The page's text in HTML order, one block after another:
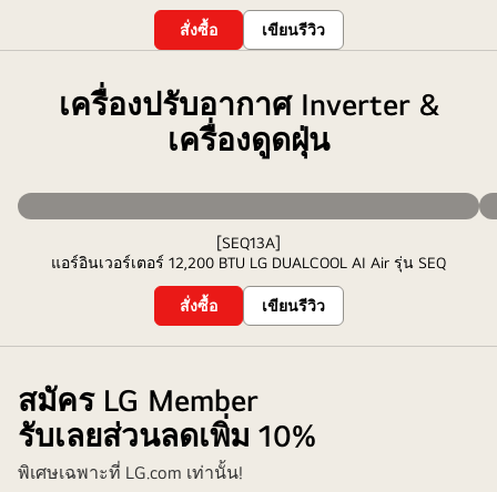
สั่งซื้อ เขียนรีวิว
เครื่องปรับอากาศ Inverter &
เครื่องดูดฝุ่น
[SEQ13A]
แอร์อินเวอร์เตอร์ 12,200 BTU LG DUALCOOL AI Air รุ่น SEQ
สั่งซื้อ เขียนรีวิว
สมัคร LG Member
รับเลยส่วนลดเพิ่ม 10%
พิเศษเฉพาะที่ LG.com เท่านั้น!